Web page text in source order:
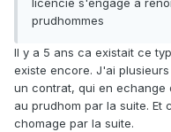
licencié s'engage à
prudhommes
Il y a 5 ans ca existait ce
existe encore. J'ai
un contrat, qui en echange
au prudhom par la suite. Et
chomage par la suite.